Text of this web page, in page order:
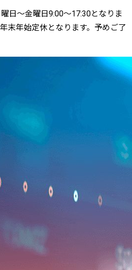
日～金曜日9:00～17:30となりま
末年始定休となります。予めご了